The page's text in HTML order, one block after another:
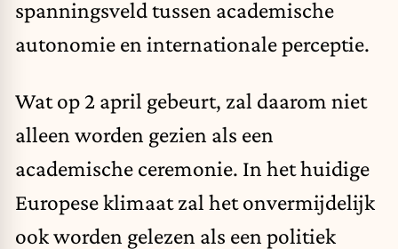
spanningsveld tussen academische
autonomie en internationale perceptie.
Wat op 2 april gebeurt, zal daarom niet
alleen worden gezien als een
academische ceremonie. In het huidige
Europese klimaat zal het onvermijdelijk
ook worden gelezen als een politiek